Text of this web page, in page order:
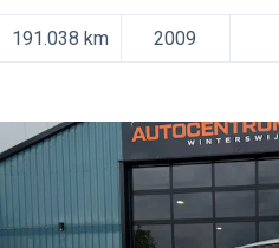
191.038 km 2009